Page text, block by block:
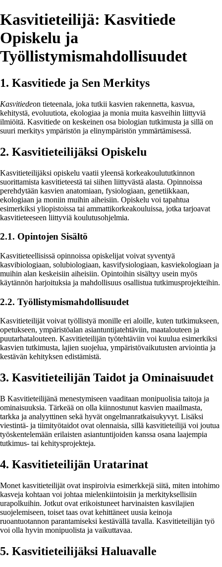
Kasvitieteilijä: Kasvitiede
Opiskelu ja
Työllistymismahdollisuudet
1. Kasvitiede ja Sen Merkitys
Kasvitiedeon tieteenala, joka tutkii kasvien rakennetta, kasvua,
kehitystä, evoluutiota, ekologiaa ja monia muita kasveihin liittyviä
ilmiöitä. Kasvitiede on keskeinen osa biologian tutkimusta ja sillä on
suuri merkitys ympäristön ja elinympäristön ymmärtämisessä.
2. Kasvitieteilijäksi Opiskelu
Kasvitieteilijäksi opiskelu vaatii yleensä korkeakoulututkinnon
suorittamista kasvitieteestä tai siihen liittyvästä alasta. Opinnoissa
perehdytään kasvien anatomiaan, fysiologiaan, genetiikkaan,
ekologiaan ja moniin muihin aiheisiin. Opiskelu voi tapahtua
esimerkiksi yliopistoissa tai ammattikorkeakouluissa, jotka tarjoavat
kasvitieteeseen liittyviä koulutusohjelmia.
2.1. Opintojen Sisältö
Kasvitieteellisissä opinnoissa opiskelijat voivat syventyä
kasvibiologiaan, solubiologiaan, kasvifysiologiaan, kasviekologiaan ja
muihin alan keskeisiin aiheisiin. Opintoihin sisältyy usein myös
käytännön harjoituksia ja mahdollisuus osallistua tutkimusprojekteihin.
2.2. Työllistymismahdollisuudet
Kasvitieteilijät voivat työllistyä monille eri aloille, kuten tutkimukseen,
opetukseen, ympäristöalan asiantuntijatehtäviin, maatalouteen ja
puutarhatalouteen. Kasvitieteilijän työtehtäviin voi kuulua esimerkiksi
kasvien tutkimusta, lajien suojelua, ympäristövaikutusten arviointia ja
kestävän kehityksen edistämistä.
3. Kasvitieteilijän Taidot ja Ominaisuudet
B Kasvitieteilijänä menestymiseen vaaditaan monipuolisia taitoja ja
ominaisuuksia. Tärkeää on olla kiinnostunut kasvien maailmasta,
tarkka ja analyyttinen sekä hyvät ongelmanratkaisukyvyt. Lisäksi
viestintä- ja tiimityötaidot ovat olennaisia, sillä kasvitieteilijä voi joutua
työskentelemään erilaisten asiantuntijoiden kanssa osana laajempia
tutkimus- tai kehitysprojekteja.
4. Kasvitieteilijän Uratarinat
Monet kasvitieteilijät ovat inspiroivia esimerkkejä siitä, miten intohimo
kasveja kohtaan voi johtaa mielenkiintoisiin ja merkityksellisiin
urapolkuihin. Jotkut ovat erikoistuneet harvinaisten kasvilajien
suojelemiseen, toiset taas ovat kehittäneet uusia keinoja
ruoantuotannon parantamiseksi kestävällä tavalla. Kasvitieteilijän työ
voi olla hyvin monipuolista ja vaikuttavaa.
5. Kasvitieteilijäksi Haluavalle